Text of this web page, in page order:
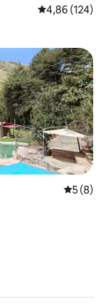
Évaluation
4,86 (124)
5 (8)